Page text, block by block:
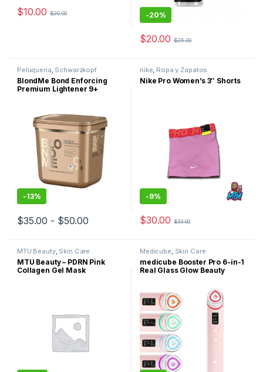
$10.00 $20.00 -20%
$20.00 $25.00
Peluqueria, Schwarzkopf
Professional
BlondMe Bond Enforcing
Premium Lightener 9+
-13%
$35.00 - $50.00 Rango de precios: desde $35.00 hasta
Este producto tiene múltiples variantes. Las opciones se
nike, Ropa y Zapatos
Nike Pro Women’s 3″ Shorts
-9%
$30.00 $33.00
MTU Beauty, Skin Care
MTU Beauty – PDRN Pink
Collagen Gel Mask
Medicube, Skin Care
medicube Booster Pro 6-in-1
Real Glass Glow Beauty